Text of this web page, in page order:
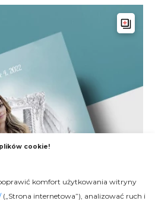
cookie!
komfort użytkowania witryny
(„Strona internetowa”), analizować ruch i